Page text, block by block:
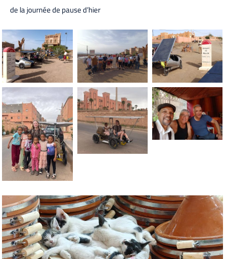
de la journée de pause d’hier